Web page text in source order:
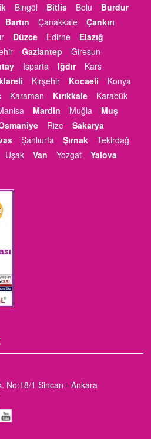
Bingöl Bitlis Bolu
Burdur
Bartın Çanakkale
Çankırı
Düzce Edirne
Elazığ
Gaziantep
Giresun
Isparta Iğdır
Kars
Kırşehir Kocaeli
Konya
Karaman Kırıkkale
Karabük
Mardin Muğla
Muş
Rize
Sakarya
Şanlıurfa Şırnak
Tekirdağ
Uşak Van Yozgat
Yalova
No:18/1 Sincan - Ankara